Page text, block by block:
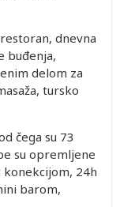
dnevna
buđenja,
delom za
tursko
čega su 73
su opremljene
24h
barom,